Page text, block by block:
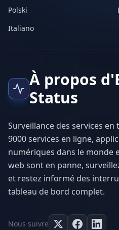
Polski
Italiano
À propos
Status
Surveillance des services
9000 services en ligne,
numériques dans le monde
web sont en panne,
et restez informé des
tableau de bord complet.
Nous suivre